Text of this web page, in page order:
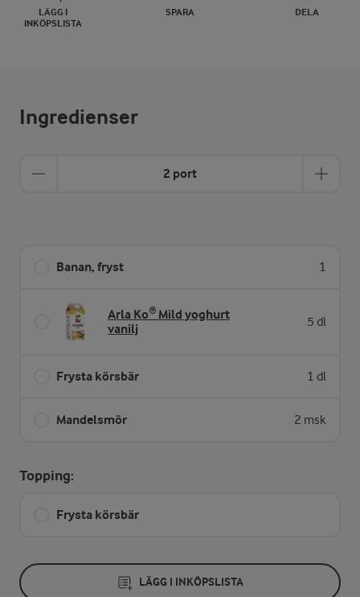
LÄGG I
INKÖPSLISTA
SPARA DELA
Ingredienser
2 port
Banan, fryst 1
Arla Ko® Mild yoghurt
vanilj
5 dl
Frysta körsbär 1 dl
Mandelsmör 2 msk
Topping:
Frysta körsbär
LÄGG I INKÖPSLISTA